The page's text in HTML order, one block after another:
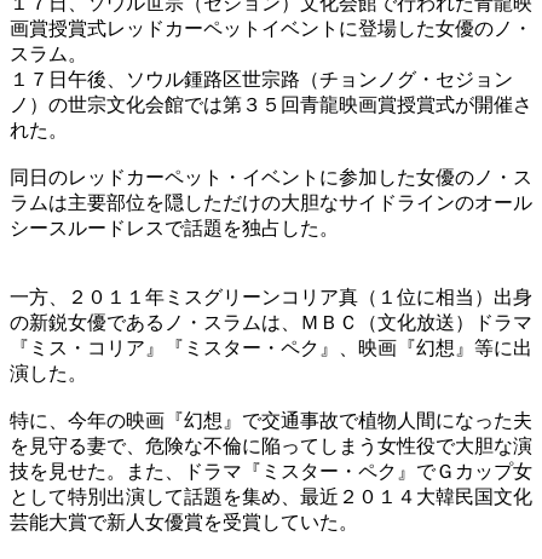
画賞授賞式レッドカーペットイベントに登場した女優のノ・
スラム。
１７日午後、ソウル鍾路区世宗路（チョンノグ・セジョン
ノ）の世宗文化会館では第３５回青龍映画賞授賞式が開催さ
れた。
同日のレッドカーペット・イベントに参加した女優のノ・ス
ラムは主要部位を隠しただけの大胆なサイドラインのオール
シースルードレスで話題を独占した。
一方、２０１１年ミスグリーンコリア真（１位に相当）出身
の新鋭女優であるノ・スラムは、ＭＢＣ（文化放送）ドラマ
『ミス・コリア』『ミスター・ペク』、映画『幻想』等に出
演した。
特に、今年の映画『幻想』で交通事故で植物人間になった夫
を見守る妻で、危険な不倫に陥ってしまう女性役で大胆な演
技を見せた。また、ドラマ『ミスター・ペク』でＧカップ女
として特別出演して話題を集め、最近２０１４大韓民国文化
芸能大賞で新人女優賞を受賞していた。